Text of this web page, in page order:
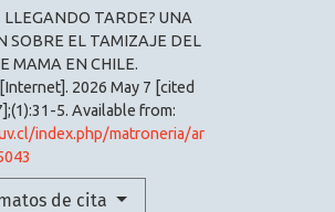
LLEGANDO TARDE? UNA
SOBRE EL TAMIZAJE DEL
MAMA EN CHILE.
2026 May 7 [cited
5. Available from:
index.php/matroneria/ar
de cita